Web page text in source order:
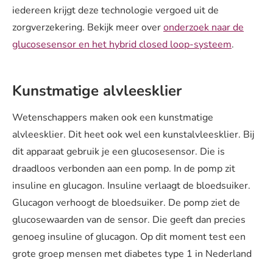
iedereen krijgt deze technologie vergoed uit de
zorgverzekering. Bekijk meer overonderzoek naar de
glucosesensor en het hybrid closed loop-systeem.
Kunstmatige alvleesklier
Wetenschappers maken ook een kunstmatige
alvleesklier. Dit heet ook wel een kunstalvleesklier. Bij
dit apparaat gebruik je een glucosesensor. Die is
draadloos verbonden aan een pomp. In de pomp zit
insuline en glucagon. Insuline verlaagt de bloedsuiker.
Glucagon verhoogt de bloedsuiker. De pomp ziet de
glucosewaarden van de sensor. Die geeft dan precies
genoeg insuline of glucagon. Op dit moment test een
grote groep mensen met diabetes type 1 in Nederland